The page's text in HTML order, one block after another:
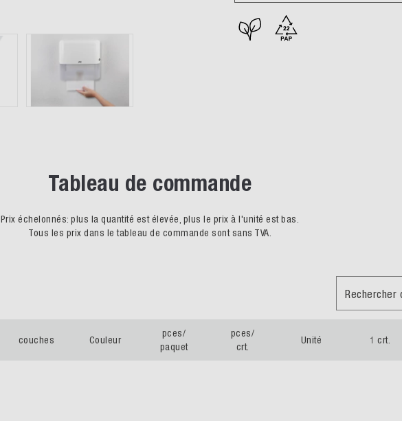
Tableau de commande
Prix échelonnés: plus la quantité est élevée, plus le prix à l'unité est bas.
Tous les prix dans le tableau de commande sont sans TVA.
Rechercher
couches Couleur
pces/
paquet
pces/
crt.
Unité 1 crt.